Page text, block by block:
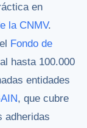
en
la CNMV.
Fondo de
hasta 100.000
entidades
, que cubre
adheridas